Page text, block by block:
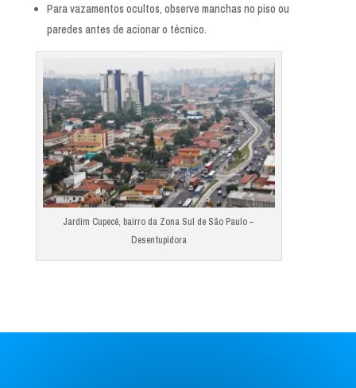
Para vazamentos ocultos, observe manchas no piso ou
paredes antes de acionar o técnico.
Jardim Cupecê, bairro da Zona Sul de São Paulo –
Desentupidora